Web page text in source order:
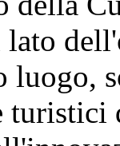
lato
luogo,